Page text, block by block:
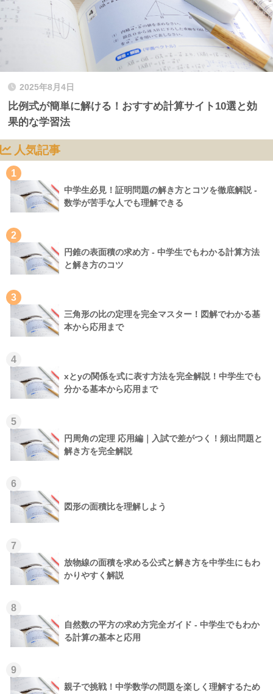
2025年8月4日
比例式が簡単に解ける！おすすめ計算サイト10選と効
果的な学習法
人気記事
1
中学生必見！証明問題の解き方とコツを徹底解説 -
数学が苦手な人でも理解できる
2
円錐の表面積の求め方 - 中学生でもわかる計算方法
と解き方のコツ
3
三角形の比の定理を完全マスター！図解でわかる基
本から応用まで
4
xとyの関係を式に表す方法を完全解説！中学生でも
分かる基本から応用まで
5
円周角の定理 応用編｜入試で差がつく！頻出問題と
解き方を完全解説
6
図形の面積比を理解しよう
7
放物線の面積を求める公式と解き方を中学生にもわ
かりやすく解説
8
自然数の平方の求め方完全ガイド - 中学生でもわか
る計算の基本と応用
9
親子で挑戦！中学数学の問題を楽しく理解するため